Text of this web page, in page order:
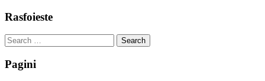
Rasfoieste
Search
for:
Pagini